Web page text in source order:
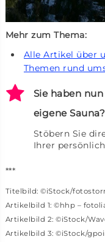
Mehr zum Thema:
Alle Artikel über
Themen rund
Sie haben
eigene Sauna?
Stöbern Sie
Ihrer
***
Titelbild: ©iStock/
Artikelbild 1: ©hhp –
Artikelbild 2: ©iStock/
Artikelbild 3: ©iStock/